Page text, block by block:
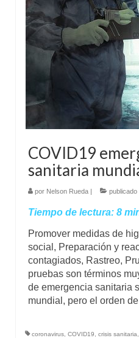
COVID19
sanitaria
por Nelson Rueda | publicado
Tiempo de lectura: 8
Promover medidas de
social, Preparación y
contagiados, Rastreo,
pruebas son términos
de emergencia sanitaria
mundial, pero el orden
coronavirus COVID19 crisis sanitaria